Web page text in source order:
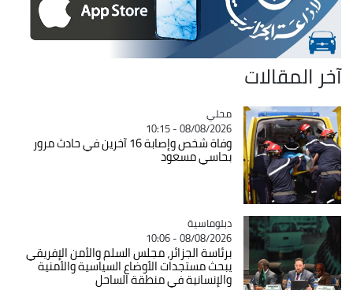
آخر المقالات
Catégorie
محلي
08/08/2026 - 10:15
وفاة شخص وإصابة 16 آخرين في حادث مرور
بحاسي مسعود
Catégorie
دبلوماسية
08/08/2026 - 10:06
برئاسة الجزائر، مجلس السلم والأمن الإفريقي
يبحث مستجدات الأوضاع السياسية والأمنية
والإنسانية في منطقة الساحل